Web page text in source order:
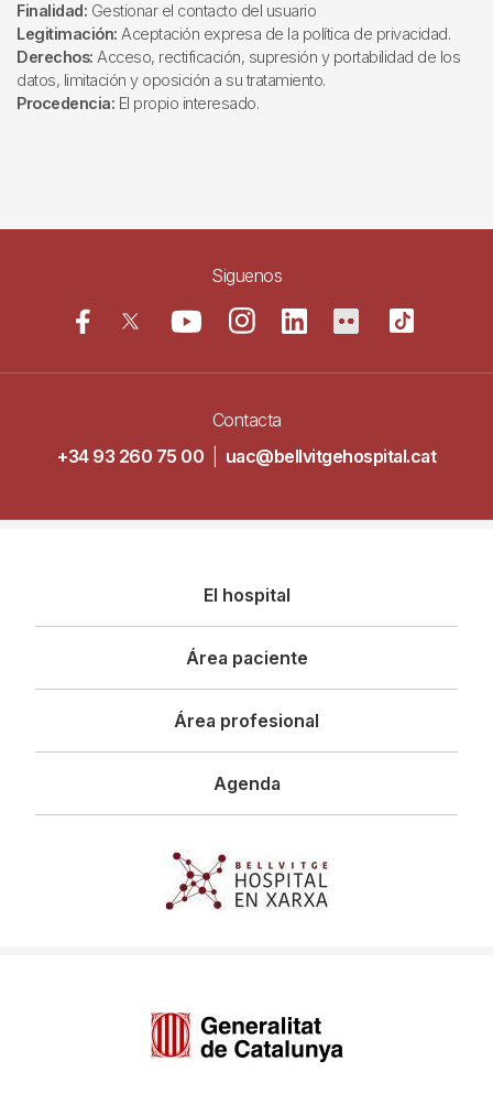
Finalidad: Gestionar el contacto del usuario
Legitimación: Aceptación expresa de la política de privacidad.
Derechos: Acceso, rectificación, supresión y portabilidad de los
datos, limitación y oposición a su tratamiento.
Procedencia: El propio interesado.
Siguenos
Contacta
+34 93 260 75 00
uac@bellvitgehospital.cat
principal
El hospital
Área paciente
Área profesional
Agenda